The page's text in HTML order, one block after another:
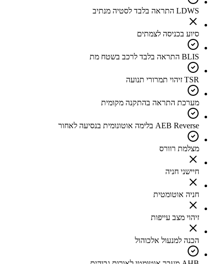
LDWS התראה בלבד לסטיה מנתיב
סיוע בכניסה לצמתים
BLIS התראה בלבד לרכב בשטח מת
TSR זיהוי תמרורי תנועה
מערכת התראה בהתקנה מקומית
AEB Reverse בלימה אוטונומית בנסיעה לאחור
מצלמת רוורס
חיישני חניה
חניה אוטומטית
זיהוי מצב עייפות
הכנה למנעול אלכוהול